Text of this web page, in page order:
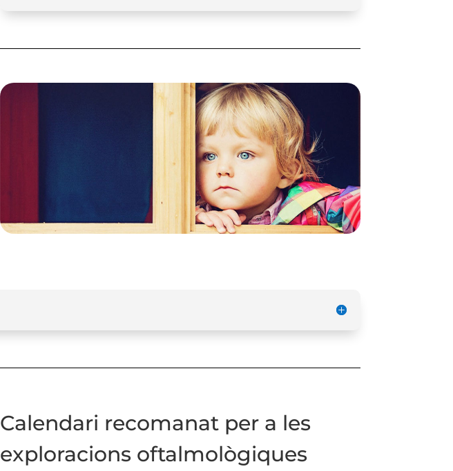
Calendari recomanat per a les
exploracions oftalmològiques